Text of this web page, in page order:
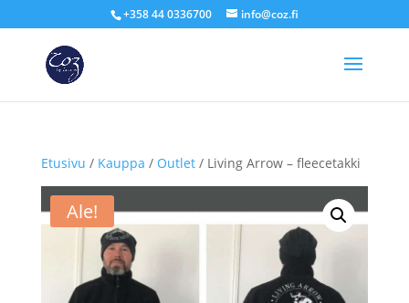
+358 44 0336700 info@coz.fi
Etusivu / Kauppa / Outlet/ Living Arrow – fleecetakki
Ale!